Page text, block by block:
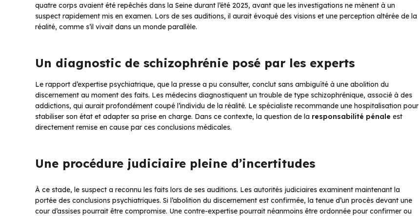
quatre corps avaient été repêchés dans la Seine durant l’été 2025, avant que les investigations ne mènent à un
suspect rapidement mis en examen. Lors de ses auditions, il aurait évoqué des visions et une perception altérée de la
réalité, comme s’il vivait dans un monde parallèle.
Un diagnostic de schizophrénie posé par les experts
Le rapport d’expertise psychiatrique, que la presse a pu consulter, conclut sans ambiguïté à une abolition du
discernement au moment des faits. Les médecins diagnostiquent un trouble de type schizophrénique, associé à des
addictions, qui aurait profondément coupé l’individu de la réalité. Le spécialiste recommande une hospitalisation pour
stabiliser son état et adapter sa prise en charge. Dans ce contexte, la question de la responsabilité pénale est
directement remise en cause par ces conclusions médicales.
Une procédure judiciaire pleine d’incertitudes
À ce stade, le suspect a reconnu les faits lors de ses auditions. Les autorités judiciaires examinent maintenant la
portée des conclusions psychiatriques. Si l’abolition du discernement est confirmée, la tenue d’un procès devant une
cour d’assises pourrait être compromise. Une contre-expertise pourrait néanmoins être ordonnée pour confirmer ou